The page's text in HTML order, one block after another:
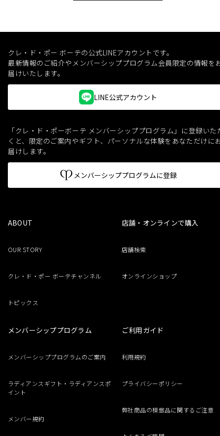
クレ・ド・ポー ボーテの公式LINEアカウントです。
最新情報のご紹介やメンバーシッププログラム会員限定の情報を
届けいたします。
LINE公式アカウント
「クレ・ド・ポーボーテ メンバーシッププログラム」に登録いた
くと、 限定のご案内やギフト、パーソナルな体験をあなただけに
届けします。
メンバーシッププログラムに登録
ABOUT
OUR STORY
クレ・ド・ポー ボーテチャンネル
トピックス
店舗・オンラインで購入
店舗検索
オンラインショップ
メンバーシッププログラム
メンバーシッププログラムのご案内
ラディアンスギフト・ラディアンスポ
イント
メンバー規約
ご利用ガイド
利用規約
プライバシーポリシー
弊社商品の模倣品に関するご注意